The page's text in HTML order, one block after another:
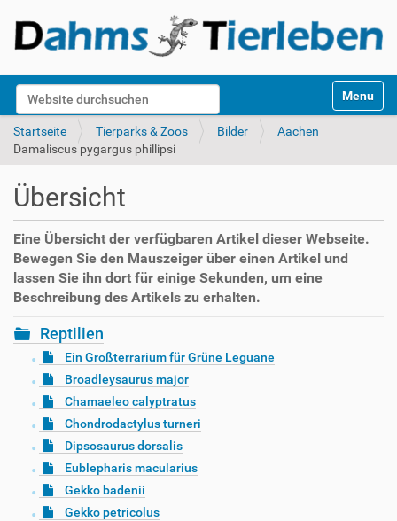
Website durchsuchen
k
Toggle
Startseite Tierparks & Zoos Bilder
Aachen
Damaliscus pygargus phillipsi
Übersicht
Eine Übersicht der verfügbaren Artikel dieser Webseite.
Bewegen Sie den Mauszeiger über einen Artikel und
lassen Sie ihn dort für einige Sekunden, um eine
Beschreibung des Artikels zu erhalten.
Reptilien
Ein Großterrarium für Grüne Leguane
Broadleysaurus major
Chamaeleo calyptratus
Chondrodactylus turneri
Dipsosaurus dorsalis
Eublepharis macularius
Gekko badenii
Gekko petricolus